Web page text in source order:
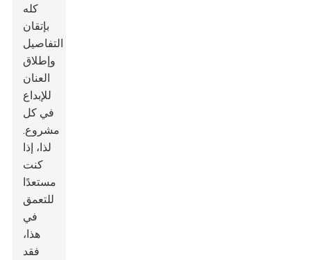
كله
بإتقان
التفاصيل
وإطلاق
العنان
للإبداع
في كل
مشروع.
لذا، إذا
كنت
مستعدًا
للتعمق
في
هذا،
فقد